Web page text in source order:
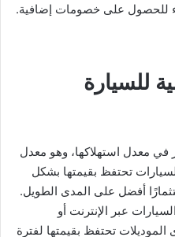
للحصول على خصومات إضافية.
للسيارة
في معدل استهلاكها، وهو معدل
تحتفظ بقيمتها بشكل
أفضل على المدى الطويل.
عبر الإنترنت أو
تحتفظ بقيمتها لفترة